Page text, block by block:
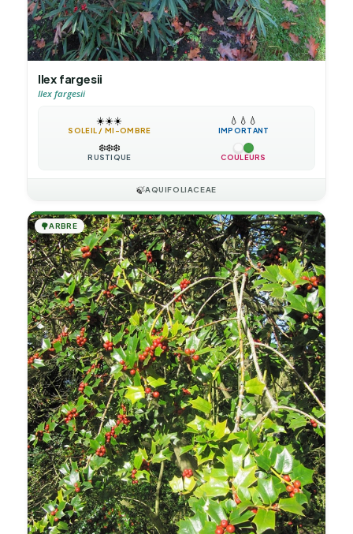
Ilex fargesii
Ilex fargesii
☀️☀️☀️
SOLEIL / MI-OMBRE
💧 💧 💧
IMPORTANT
❄️❄️❄️
RUSTIQUE COULEURS
🍃AQUIFOLIACEAE
🌳ARBRE